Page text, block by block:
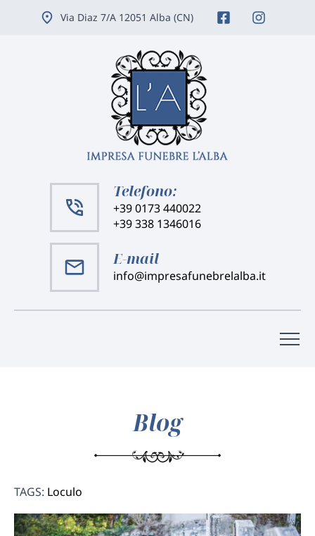
Via Diaz 7/A 12051 Alba (CN)
Telefono:
+39 0173 440022
+39 338 1346016
E-mail
info@impresafunebrelalba.it
Blog
TAGS: Loculo